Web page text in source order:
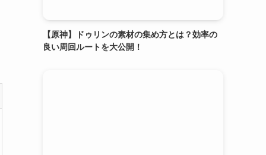
【原神】ドゥリンの素材の集め方とは？効率の
良い周回ルートを大公開！